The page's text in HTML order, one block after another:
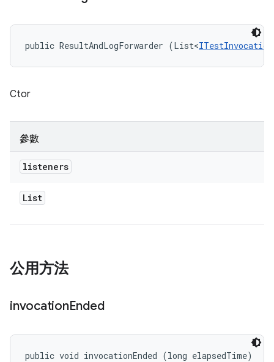
public ResultAndLogForwarder (List<
Ctor
參數
listeners
List
公用方法
invocationEnded
public void invocationEnded (long elapsedTime)